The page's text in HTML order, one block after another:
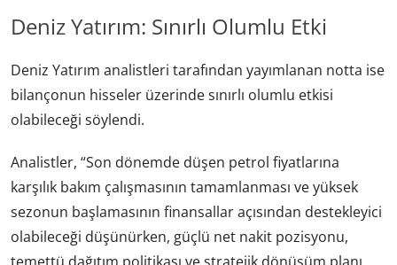
Deniz Yatırım: Sınırlı Olumlu Etki
Deniz Yatırım analistleri tarafından yayımlanan notta ise
bilançonun hisseler üzerinde sınırlı olumlu etkisi
olabileceği söylendi.
Analistler, “Son dönemde düşen petrol fiyatlarına
karşılık bakım çalışmasının tamamlanması ve yüksek
sezonun başlamasının finansallar açısından destekleyici
olabileceği düşünürken, güçlü net nakit pozisyonu,